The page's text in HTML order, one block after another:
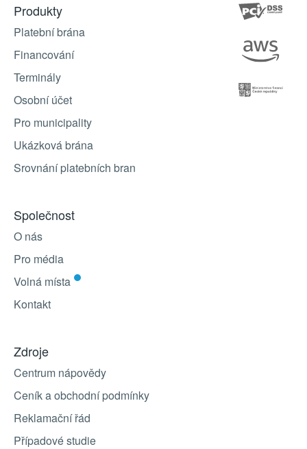
Produkty
Platební brána
Financování
Terminály
Osobní účet
Pro municipality
Ukázková brána
Srovnání platebních bran
Společnost
O nás
Pro média
Volná místa
Kontakt
Zdroje
Centrum nápovědy
Ceník a obchodní podmínky
Reklamační řád
Případové studie